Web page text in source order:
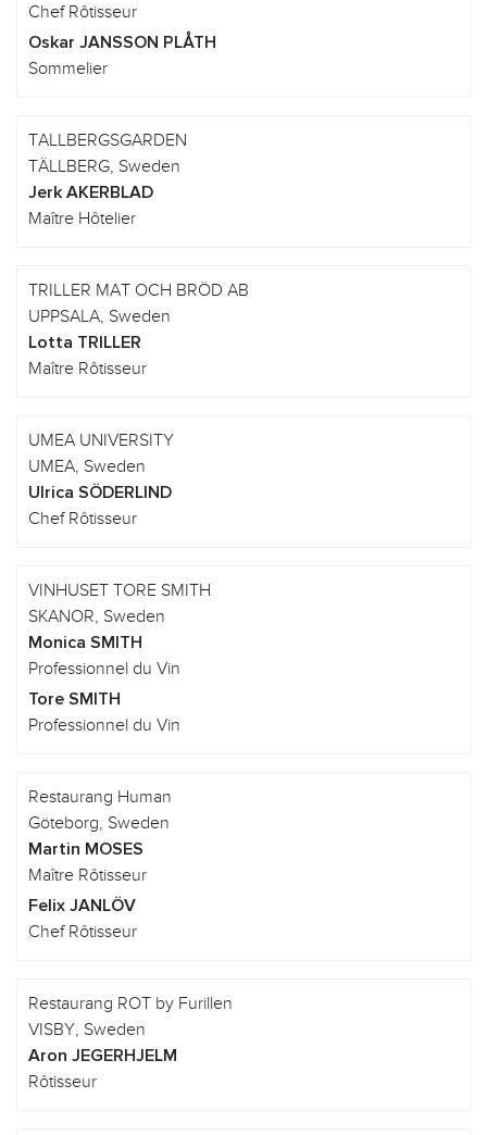
Chef Rôtisseur
Oskar JANSSON PLÅTH
Sommelier
TALLBERGSGARDEN
TÄLLBERG, Sweden
Jerk AKERBLAD
Maître Hôtelier
TRILLER MAT OCH BRÖD AB
UPPSALA, Sweden
Lotta TRILLER
Maître Rôtisseur
UMEA UNIVERSITY
UMEA, Sweden
Ulrica SÖDERLIND
Chef Rôtisseur
VINHUSET TORE SMITH
SKANOR, Sweden
Monica SMITH
Professionnel du Vin
Tore SMITH
Professionnel du Vin
Restaurang Human
Göteborg, Sweden
Martin MOSES
Maître Rôtisseur
Felix JANLÖV
Chef Rôtisseur
Restaurang ROT by Furillen
VISBY, Sweden
Aron JEGERHJELM
Rôtisseur